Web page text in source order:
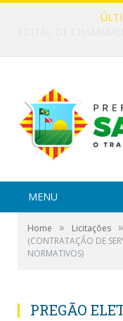
MENU
Home » Licitações »
(CONTRATAÇÃO DE
NORMATIVOS)
PREGÃO